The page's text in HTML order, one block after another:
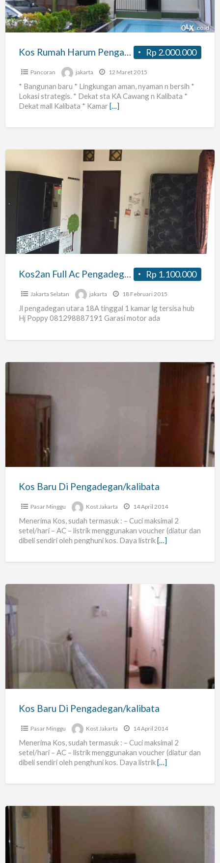
Rp 2.000.000
Kos Rumah Harum Pengadegan
Pancoran jakarta 12 Maret 2015
* Bangunan baru * Lingkungan aman, nyaman n bersih *
Lokasi strategis. * Dekat sta KA Cawang n Kalibata *
Dekat mall Kalibata * Kamar[…]
Kos2an
Pengadegan
Cikoko
Rp 1.100.000
Jakarta Selatan jakarta 18 Februari 2015
Jl pengadegan utara 18A tinggal 1 kamar lg tersisa hub
Hj Poppy 081298887191 Garasi motor ada
Baru
Pengadegan/kalibata
Kos Baru Di Pengadegan/kalibata
Pasar Minggu Kost Jakarta 14 April 2014
Menerima Kos, sudah termasuk : – Cuci maksimal 2
setel/hari – AC – listrik menggunakan voucher (diatur dan
dibeli sendiri oleh penghuni kos. Daya listrik[…]
Kos
Baru
Di
Pengadegan/kalibata
Kos Baru Di Pengadegan/kalibata
Pasar Minggu Kost Jakarta 14 April 2014
Menerima Kos, sudah termasuk : – Cuci maksimal 2
setel/hari – AC – listrik menggunakan voucher (diatur dan
dibeli sendiri oleh penghuni kos. Daya listrik[…]
Baru
Di